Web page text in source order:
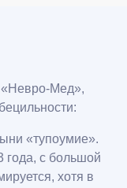
«Невро-Мед»,
«тупоумие».
года, с большой
хотя в